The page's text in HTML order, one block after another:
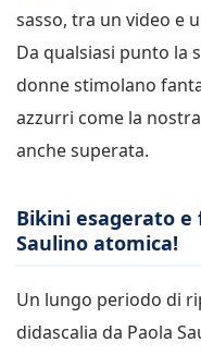
sasso, tra un video e
Da qualsiasi punto la
donne stimolano
azzurri come la
anche superata.
Bikini esagerato
Saulino atomica!
Un lungo periodo di
didascalia da Paola